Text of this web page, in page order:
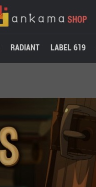
RADIANT LABEL 619